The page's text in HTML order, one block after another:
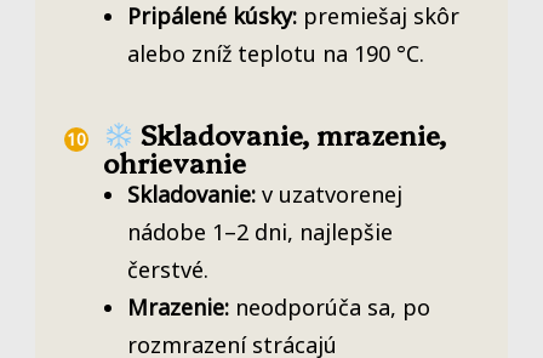
Pripálené kúsky: premiešaj skôr
alebo zníž teplotu na 190 °C.
Skladovanie, mrazenie,
ohrievanie
Skladovanie: v uzatvorenej
nádobe 1–2 dni, najlepšie
čerstvé.
Mrazenie: neodporúča sa, po
rozmrazení strácajú